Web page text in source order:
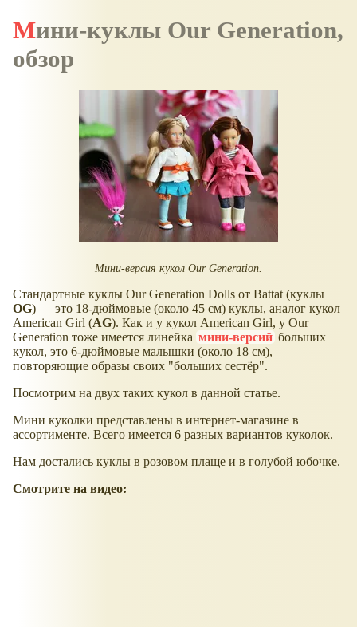
Мини-куклы Our Generation,
обзор
Мини-версия кукол Our Generation.
Стандартные куклы Our Generation Dolls от Battat (куклы
OG) — это 18-дюймовые (около 45 см) куклы, аналог кукол
American Girl (AG). Как и у кукол American Girl, у Our
Generation тоже имеется линейка мини-версий больших
кукол, это 6-дюймовые малышки (около 18 см),
повторяющие образы своих "больших сестёр".
Посмотрим на двух таких кукол в данной статье.
Мини куколки представлены в интернет-магазине в
ассортименте. Всего имеется 6 разных вариантов куколок.
Нам достались куклы в розовом плаще и в голубой юбочке.
Смотрите на видео: